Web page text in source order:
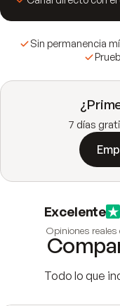
Sin permanencia
7 días
Excelente
Opiniones
Todo lo que